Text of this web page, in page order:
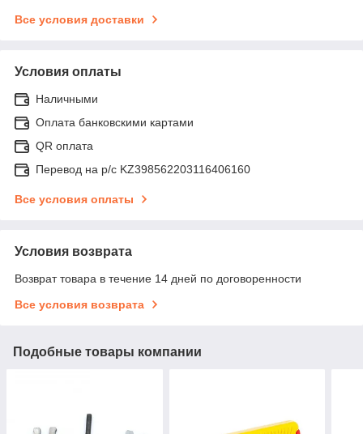
Все условия доставки
Условия оплаты
Наличными
Оплата банковскими картами
QR оплата
Перевод на р/с KZ398562203116406160
Все условия оплаты
Условия возврата
Возврат товара в течение 14 дней по договоренности
Все условия возврата
Подобные товары компании